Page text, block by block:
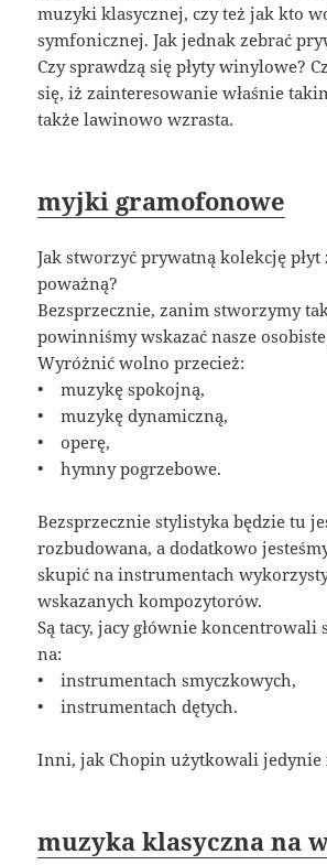
muzyki klasycznej, czy też jak kto
symfonicznej. Jak jednak zebrać
Czy sprawdzą się płyty winylowe?
się, iż zainteresowanie właśnie
także lawinowo wzrasta.
myjki gramofonowe
Jak stworzyć prywatną kolekcję płyt
poważną?
Bezsprzecznie, zanim stworzymy
powinniśmy wskazać nasze
Wyróżnić wolno przecież:
• muzykę spokojną,
• muzykę dynamiczną,
• operę,
• hymny pogrzebowe.
Bezsprzecznie stylistyka będzie tu
rozbudowana, a dodatkowo
skupić na instrumentach
wskazanych kompozytorów.
Są tacy, jacy głównie koncentrowali
na:
• instrumentach smyczkowych,
• instrumentach dętych.
Inni, jak Chopin użytkowali jedynie
muzyka klasyczna na